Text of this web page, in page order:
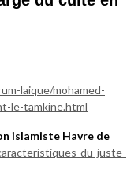
laique/mohamed-
le-tamkine.html
islamiste Havre de
du-juste-